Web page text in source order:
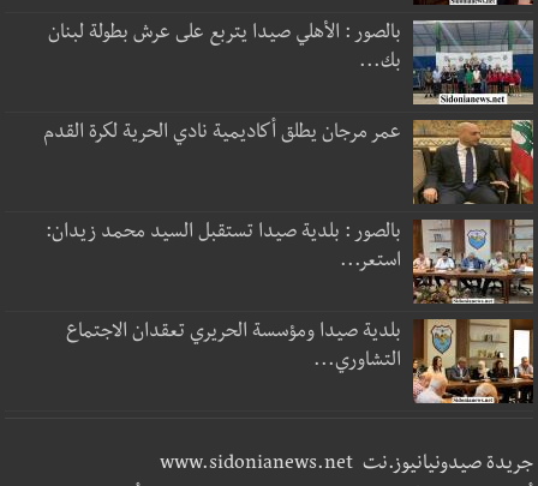
بالصور : الأهلي صيدا يتربع على عرش بطولة لبنان
بك...
عمر مرجان يطلق أكاديمية نادي الحرية لكرة القدم
بالصور : بلدية صيدا تستقبل السيد محمد زيدان:
استعر...
بلدية صيدا ومؤسسة الحريري تعقدان الاجتماع
التشاوري...
جريدة صيدونيانيوز.نت www.sidonianews.net